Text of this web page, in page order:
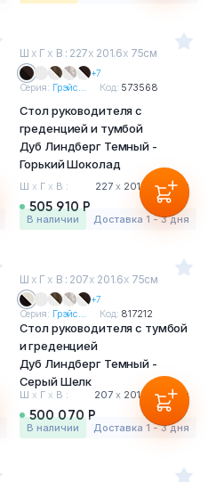
Ш х Г х В : 227х 201.6х 75см
+7
Серия: Грэйс... Код: 573568
Стол руководителя с
греденцией и тумбой
Дуб Линдберг Темный -
Горький Шоколад
Ш х Г х В : 227 х 201.6 х75 см
505 910 Р
в наличии Доставка 1 - 3 дня
Ш х Г х В : 207х 201.6х 75см
+7
Серия: Грэйс... Код: 817212
Стол руководителя с тумбой
и греденцией
Дуб Линдберг Темный -
Серый Шелк
Ш х Г х В : 207 х 201.6 х75 см
500 070 Р
в наличии Доставка 1 - 3 дня